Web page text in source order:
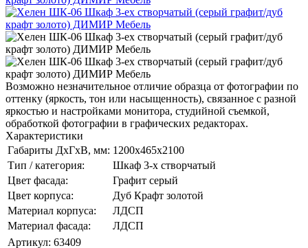
Возможно незначительное отличие образца от фотографии по
оттенку (яркость, тон или насыщенность), связанное с разной
яркостью и настройками монитора, студийной съемкой,
обработкой фотографии в графических редакторах.
Характеристики
Габариты ДхГхВ, мм: 1200x465x2100
Тип / категория:
Шкаф 3-х створчатый
Цвет фасада:
Графит серый
Цвет корпуса:
Дуб Крафт золотой
Материал корпуса:
ЛДСП
Материал фасада:
ЛДСП
Артикул: 63409